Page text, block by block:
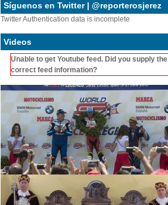
Síguenos en Twitter | @reporterosjerez
Twitter Authentication data is incomplete
Videos
Unable to get Youtube feed. Did you supply the
correct feed information?